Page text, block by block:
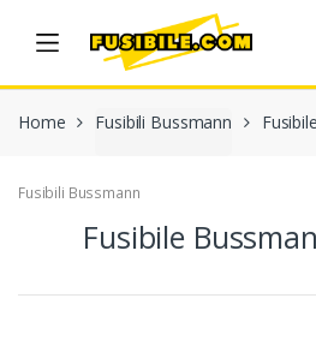
Home Fusibili Bussmann
Fusibili Bussmann
Fusibile